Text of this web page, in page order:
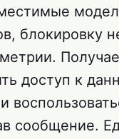
блокировку
доступ к
сообщение.